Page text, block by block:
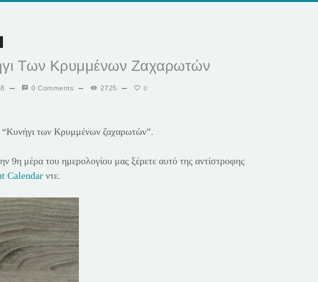
Των Κρυμμένων Ζαχαρωτών
0 Comments 2725 0
των Κρυμμένων ζαχαρωτών”.
9η μέρα του ημερολογίου μας ξέρετε αυτό της αντίστροφης
Calendarντε.